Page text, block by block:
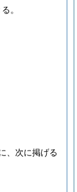
。
、次に掲げる